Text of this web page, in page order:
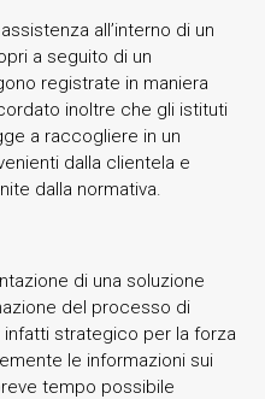
all’interno di un
a seguito di un
registrate in maniera
inoltre che gli istituti
a raccogliere in un
dalla clientela e
dalla normativa.
di una soluzione
del processo di
strategico per la forza
le informazioni sui
tempo possibile